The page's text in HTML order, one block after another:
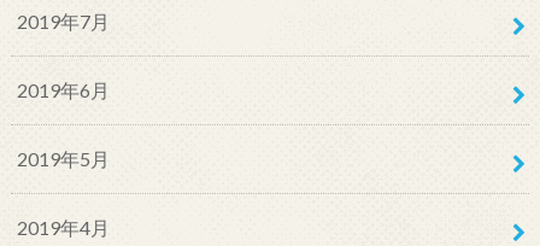
2019年7月
2019年6月
2019年5月
2019年4月